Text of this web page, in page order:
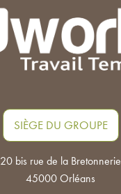
SIÈGE DU GROUPE
20 bis rue de la Bretonnerie
45000 Orléans